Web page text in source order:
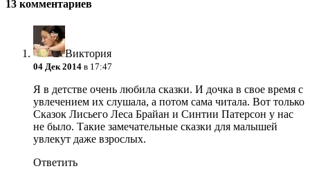
13 комментариев
Виктория
04 Дек 2014 в 17:47
Я в детстве очень любила сказки. И дочка в свое время с
увлечением их слушала, а потом сама читала. Вот только
Сказок Лисьего Леса Брайан и Синтии Патерсон у нас
не было. Такие замечательные сказки для малышей
увлекут даже взрослых.
Ответить